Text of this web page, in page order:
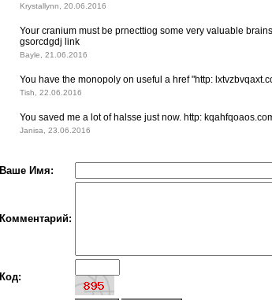
Krystallynn, 20.06.2016
Your cranium must be prnecttiog some very valuable
gsorcdgdj link
Bayle, 21.06.2016
You have the monopoly on useful a href "http:
Tish, 22.06.2016
You saved me a lot of halsse just now. http:
Janisa, 23.06.2016
Ваше Имя:
Комментарий:
Код: